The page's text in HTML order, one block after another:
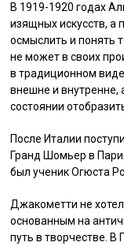
В 1919-1920 годах
изящных искусств, а
осмыслить и понять
не может в своих
в традиционном
внешне и внутренне,
состоянии
После Италии
Гранд Шомьер в
был ученик Огюста
Джакометти не
основанным на
путь в творчестве.